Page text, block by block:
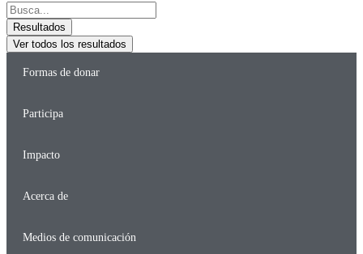
Buscar
...Resultados
Ver todos los resultados
Formas de donar
Participa
Impacto
Acerca de
Medios de comunicación